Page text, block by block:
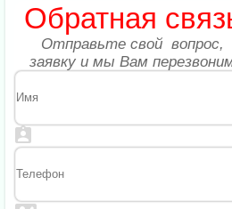
Обратная
Отправьте свой вопрос,
заявку и мы Вам